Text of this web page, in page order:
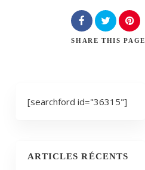
SHARE THIS PAGE
[searchford id="36315"]
ARTICLES RÉCENTS